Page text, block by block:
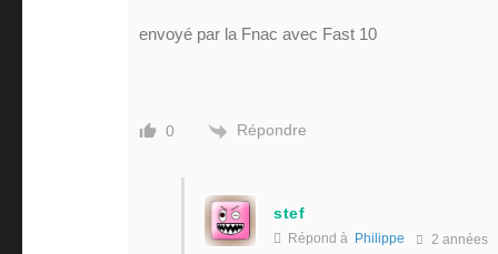
envoyé par la Fnac avec Fast 10
0 Répondre
stef
Répond à Philippe 2 années